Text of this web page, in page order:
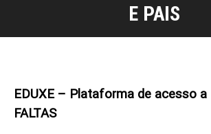
E PAIS
EDUXE – Plataforma de acesso a
FALTAS